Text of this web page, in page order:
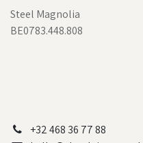
Steel Magnolia
BE0783.448.808
+32 468 36 77 88